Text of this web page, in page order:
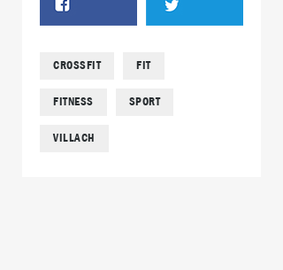
CROSSFIT FIT
FITNESS SPORT
VILLACH